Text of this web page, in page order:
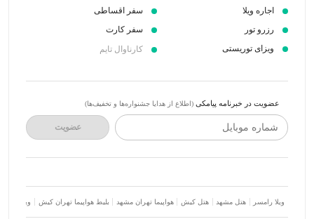
اجاره ویلا
رزرو تور
ویزای توریستی
سفر اقساطی
سفر کارت
کارناوال تایم
عضویت در خبرنامه پیامکی (اطلاع از هدایا جشنواره‌ها و تخفیف‌ها)
شماره موبایل عضویت
ویلا رامسر هتل مشهد هتل کیش هواپیما تهران مشهد بلیط هواپیما تهران کیش ویلا شمال